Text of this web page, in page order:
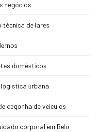
negócios
técnica de lares
domésticos
urbana
cegonha de veículos
corporal em Belo